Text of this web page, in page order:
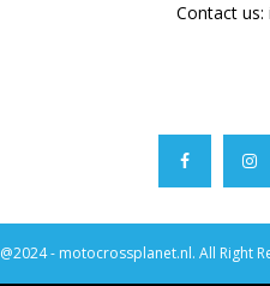
Contact us:
@2024 - motocrossplanet.nl. All Right